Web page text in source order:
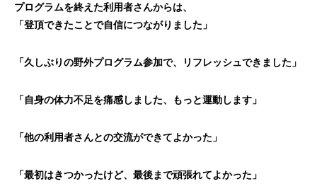
プログラムを終えた利用者さんからは、
「登頂できたことで自信につながりました」
「久しぶりの野外プログラム参加で、リフレッシュできました」
「自身の体力不足を痛感しました、もっと運動します」
「他の利用者さんとの交流ができてよかった」
「最初はきつかったけど、最後まで頑張れてよかった」